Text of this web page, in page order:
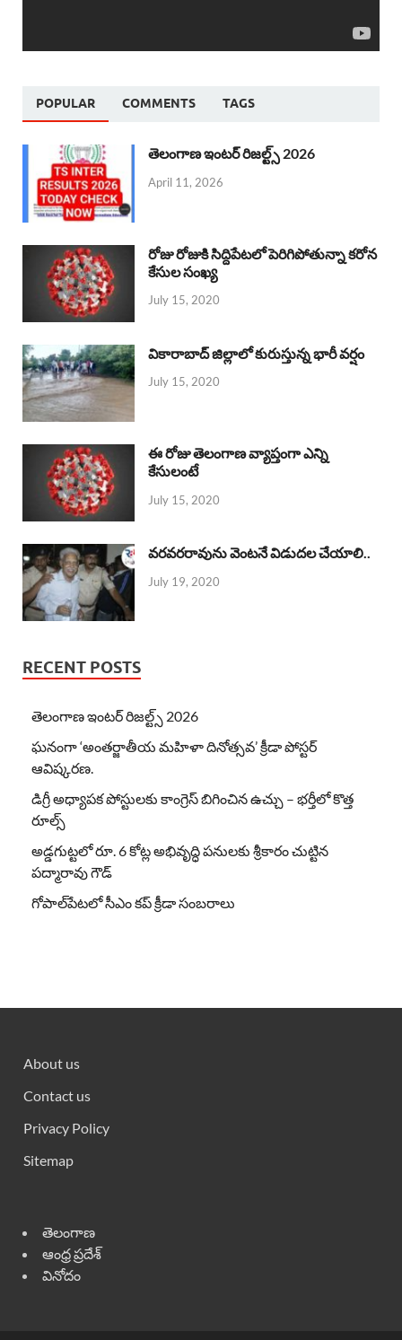
POPULAR COMMENTS TAGS
తెలంగాణ ఇంటర్ రిజల్ట్స్ 2026
April 11, 2026
రోజు రోజుకి సిద్దిపేటలో పెరిగిపోతున్నా కరోన
కేసుల సంఖ్య
July 15, 2020
వికారాబాద్ జిల్లాలో కురుస్తున్న భారీ వర్షం
July 15, 2020
ఈ రోజు తెలంగాణ వ్యాప్తంగా ఎన్ని
కేసులంటే
July 15, 2020
వరవరరావును వెంటనే విడుదల చేయాలి..
July 19, 2020
RECENT POSTS
తెలంగాణ ఇంటర్ రిజల్ట్స్ 2026
ఘనంగా ‘అంతర్జాతీయ మహిళా దినోత్సవ’ క్రీడా పోస్టర్
ఆవిష్కరణ.
డిగ్రీ అధ్యాపక పోస్టులకు కాంగ్రెస్ బిగించిన ఉచ్చు – భర్తీలో కొత్త
రూల్స్
అడ్డగుట్టలో రూ. 6 కోట్ల అభివృద్ధి పనులకు శ్రీకారం చుట్టిన
పద్మారావు గౌడ్
గోపాల్‌పేటలో సీఎం కప్ క్రీడా సంబరాలు
About us
Contact us
Privacy Policy
Sitemap
తెలంగాణ
ఆంధ్ర ప్రదేశ్
వినోదం